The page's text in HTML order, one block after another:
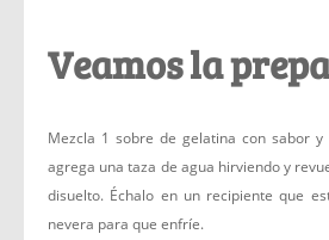
Veamos la
Mezcla 1 sobre de gelatina con sabor
agrega una taza de agua hirviendo y
disuelto. Échalo en un recipiente que
nevera para que enfríe.